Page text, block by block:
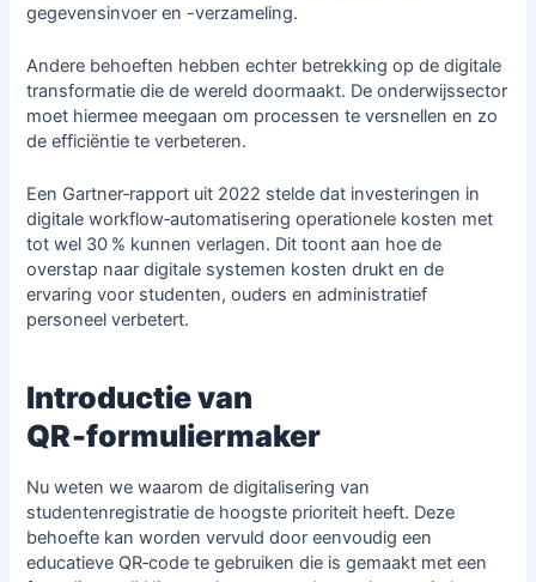
gegevensinvoer en -verzameling.
Andere behoeften hebben echter betrekking op de digitale
transformatie die de wereld doormaakt. De onderwijssector
moet hiermee meegaan om processen te versnellen en zo
de efficiëntie te verbeteren.
Een Gartner‑rapport uit 2022 stelde dat investeringen in
digitale workflow‑automatisering operationele kosten met
tot wel 30 % kunnen verlagen. Dit toont aan hoe de
overstap naar digitale systemen kosten drukt en de
ervaring voor studenten, ouders en administratief
personeel verbetert.
Introductie van
QR‑formuliermaker
Nu weten we waarom de digitalisering van
studentenregistratie de hoogste prioriteit heeft. Deze
behoefte kan worden vervuld door eenvoudig een
educatieve QR‑code te gebruiken die is gemaakt met een